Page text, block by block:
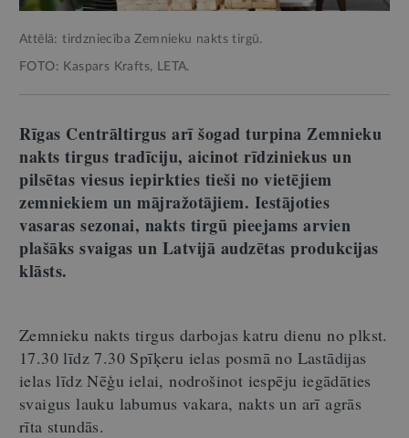
Attēlā: tirdzniecība Zemnieku nakts tirgū.
FOTO: Kaspars Krafts, LETA.
Rīgas Centrāltirgus arī šogad turpina Zemnieku
nakts tirgus tradīciju, aicinot rīdziniekus un
pilsētas viesus iepirkties tieši no vietējiem
zemniekiem un mājražotājiem. Iestājoties
vasaras sezonai, nakts tirgū pieejams arvien
plašāks svaigas un Latvijā audzētas produkcijas
klāsts.
Zemnieku nakts tirgus darbojas katru dienu no plkst.
17.30 līdz 7.30 Spīķeru ielas posmā no Lastādijas
ielas līdz Nēģu ielai, nodrošinot iespēju iegādāties
svaigus lauku labumus vakara, nakts un arī agrās
rīta stundās.